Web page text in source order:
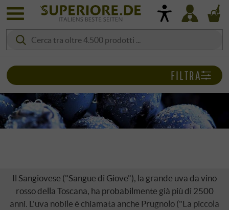
Il Sangiovese ("Sangue di Giove"), la grande uva da vino
rosso della Toscana, ha probabilmente già più di 2500
anni. L'uva nobile è chiamata anche Prugnolo ("La piccola
FILTRA